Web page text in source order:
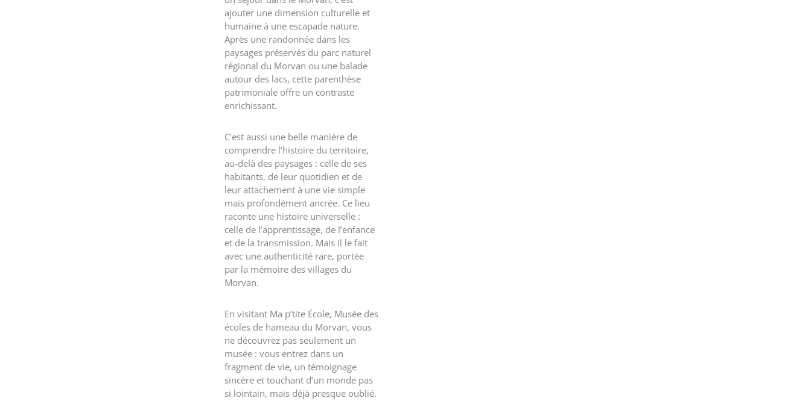
ajouter une dimension culturelle et
humaine à une escapade nature.
Après une randonnée dans les
paysages préservés du parc naturel
régional du Morvan ou une balade
autour des lacs, cette parenthèse
patrimoniale offre un contraste
enrichissant.
C’est aussi une belle manière de
comprendre l’histoire du territoire,
au-delà des paysages : celle de ses
habitants, de leur quotidien et de
leur attachement à une vie simple
mais profondément ancrée. Ce lieu
raconte une histoire universelle :
celle de l’apprentissage, de l’enfance
et de la transmission. Mais il le fait
avec une authenticité rare, portée
par la mémoire des villages du
Morvan.
En visitant Ma p’tite École, Musée des
écoles de hameau du Morvan, vous
ne découvrez pas seulement un
musée : vous entrez dans un
fragment de vie, un témoignage
sincère et touchant d’un monde pas
si lointain, mais déjà presque oublié.